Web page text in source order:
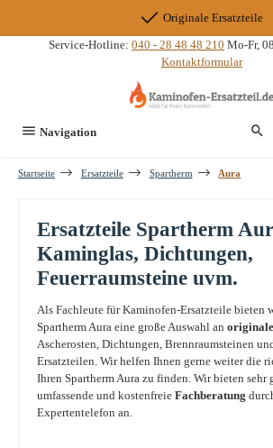
Originale Ersatzteile
Service-Hotline: 040 - 28 48 48 210 Mo-Fr,
Kontaktformular
Navigation
Startseite Ersatzteile Spartherm Aura
Ersatzteile Spartherm
Kaminglas, Dichtungen,
Feuerraumsteine uvm.
Als Fachleute für Kaminofen-Ersatzteile bieten
Spartherm Aura eine große Auswahl an
Ascherosten, Dichtungen, Brennraumsteinen
Ersatzteilen. Wir helfen Ihnen gerne weiter die
Ihren Spartherm Aura zu finden. Wir bieten sehr
umfassende und kostenfreie Fachberatung
Expertentelefon an.